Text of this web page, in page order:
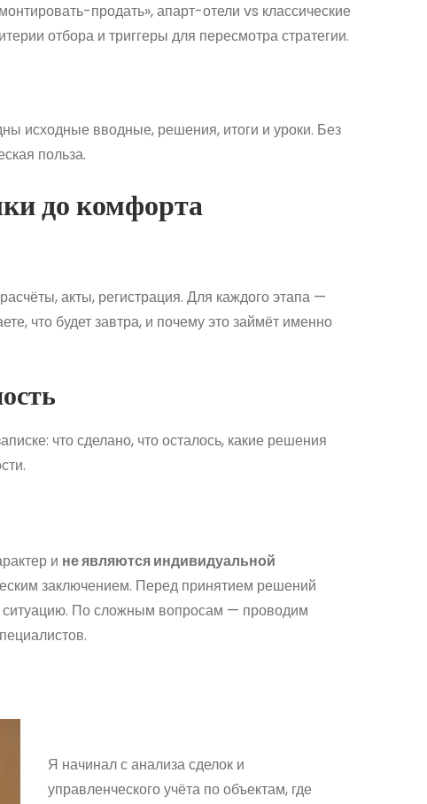
продать», апарт-отели vs классические
отбора и триггеры для пересмотра стратегии.
исходные вводные, решения, итоги и уроки. Без
польза.
до комфорта
акты, регистрация. Для каждого этапа —
что будет завтра, и почему это займёт именно
что сделано, что осталось, какие решения
и не являются индивидуальной
заключением. Перед принятием решений
ситуацию. По сложным вопросам — проводим
Я начинал с анализа сделок и
управленческого учёта по объектам, где